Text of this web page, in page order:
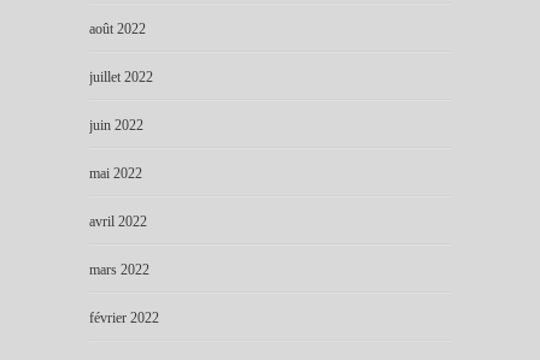
août 2022
juillet 2022
juin 2022
mai 2022
avril 2022
mars 2022
février 2022